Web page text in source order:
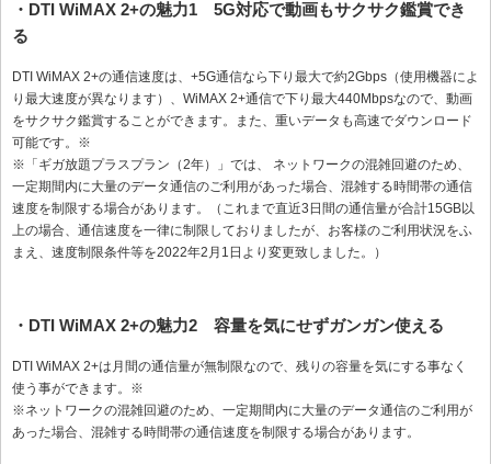
・DTI WiMAX 2+の魅力1 5G対応で動画もサクサク鑑賞でき
る
DTI WiMAX 2+の通信速度は、+5G通信なら下り最大で約2Gbps（使用機器によ
り最大速度が異なります）、WiMAX 2+通信で下り最大440Mbpsなので、動画
をサクサク鑑賞することができます。また、重いデータも高速でダウンロード
可能です。※
※「ギガ放題プラスプラン（2年）」では、 ネットワークの混雑回避のため、
一定期間内に大量のデータ通信のご利用があった場合、混雑する時間帯の通信
速度を制限する場合があります。（これまで直近3日間の通信量が合計15GB以
上の場合、通信速度を一律に制限しておりましたが、お客様のご利用状況をふ
まえ、速度制限条件等を2022年2月1日より変更致しました。）
・DTI WiMAX 2+の魅力2 容量を気にせずガンガン使える
DTI WiMAX 2+は月間の通信量が無制限なので、残りの容量を気にする事なく
使う事ができます。※
※ネットワークの混雑回避のため、一定期間内に大量のデータ通信のご利用が
あった場合、混雑する時間帯の通信速度を制限する場合があります。